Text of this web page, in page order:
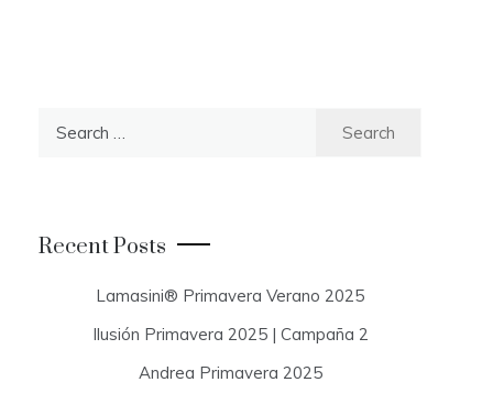
r
:
Recent Posts
Lamasini® Primavera Verano 2025
Ilusión Primavera 2025 | Campaña 2
Andrea Primavera 2025